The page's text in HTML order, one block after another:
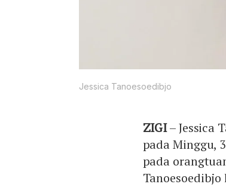
Jessica Tanoesoedibjo
ZIGI– Jessica
pada Minggu,
pada